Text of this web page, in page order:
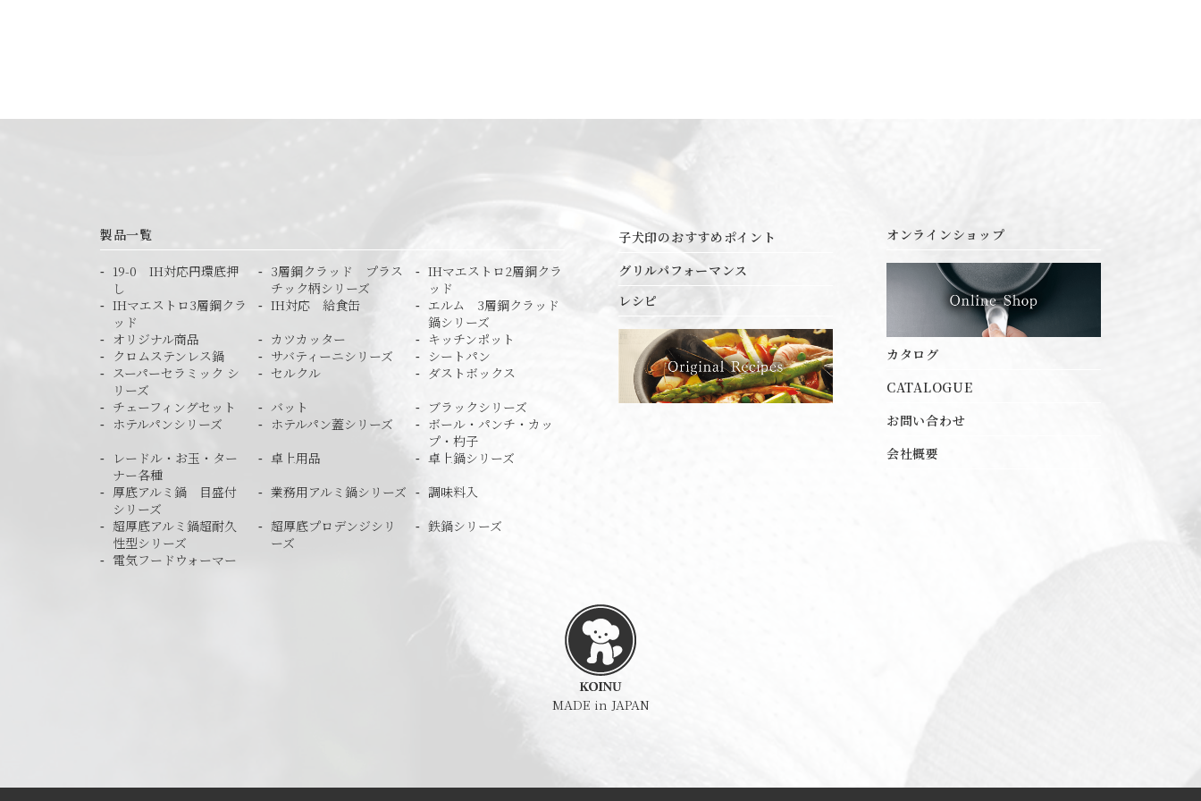
製品一覧
19-0 IH対応円環底押
し
3層鋼クラッド プラス
チック柄シリーズ
IHマエストロ2層鋼クラ
ッド
IHマエストロ3層鋼クラ
ッド
IH対応 給食缶
エルム 3層鋼クラッド
鍋シリーズ
オリジナル商品
カツカッター
キッチンポット
クロムステンレス鍋
サバティーニシリーズ
シートパン
スーパーセラミック シ
リーズ
セルクル
ダストボックス
チェーフィングセット
バット
ブラックシリーズ
ホテルパンシリーズ
ホテルパン蓋シリーズ
ボール・パンチ・カッ
プ・杓子
レードル・お玉・ター
ナー各種
卓上用品
卓上鍋シリーズ
厚底アルミ鍋 目盛付
シリーズ
業務用アルミ鍋シリーズ
調味料入
超厚底アルミ鍋超耐久
性型シリーズ
超厚底プロデンジシリ
ーズ
鉄鍋シリーズ
電気フードウォーマー
子犬印のおすすめポイント
グリルパフォーマンス
レシピ
オンラインショップ
カタログ
CATALOGUE
お問い合わせ
会社概要
MADE in JAPAN